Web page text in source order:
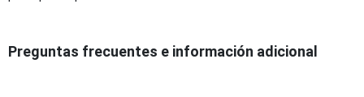
Preguntas frecuentes e información adicional